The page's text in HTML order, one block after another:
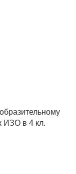
ИЗО в 4 кл.